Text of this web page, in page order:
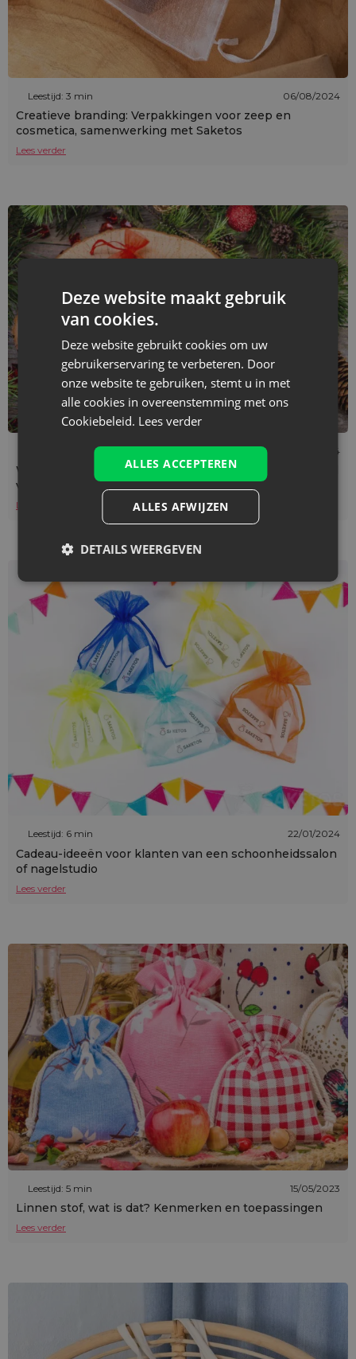
Leestijd: 3 min 06/08/2024
Creatieve branding: Verpakkingen voor zeep en
cosmetica, samenwerking met Saketos
Lees verder
12/07/2024
We produceren lokaal, leveren wereldwijd: Het voordeel
van lokale productie van promotiezakken
Lees verder
Leestijd: 6 min 22/01/2024
Cadeau-ideeën voor klanten van een schoonheidssalon
of nagelstudio
Lees verder
Leestijd: 5 min 15/05/2023
Linnen stof, wat is dat? Kenmerken en toepassingen
Lees verder
Deze website maakt gebruik
van cookies.
Deze website gebruikt cookies om uw
gebruikerservaring te verbeteren. Door
onze website te gebruiken, stemt u in met
alle cookies in overeenstemming met ons
Cookiebeleid. Lees verder
ALLES ACCEPTEREN
ALLES AFWIJZEN
DETAILS WEERGEVEN